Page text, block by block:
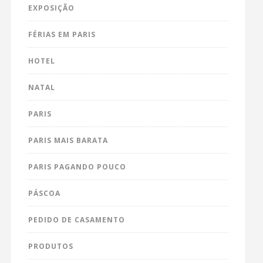
EXPOSIÇÃO
FÉRIAS EM PARIS
HOTEL
NATAL
PARIS
PARIS MAIS BARATA
PARIS PAGANDO POUCO
PÁSCOA
PEDIDO DE CASAMENTO
PRODUTOS